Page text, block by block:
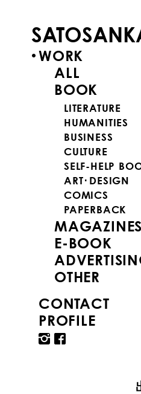
WORK
ALL
BOOK
LITERATURE
HUMANITIES
BUSINESS
CULTURE
SELF-HELP
ART･DESIGN
COMICS
PAPERBACK
MAGAZINES
E-BOOK
OTHER
CONTACT
PROFILE